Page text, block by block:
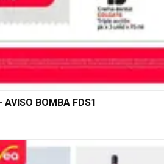
BOMBA FDS1